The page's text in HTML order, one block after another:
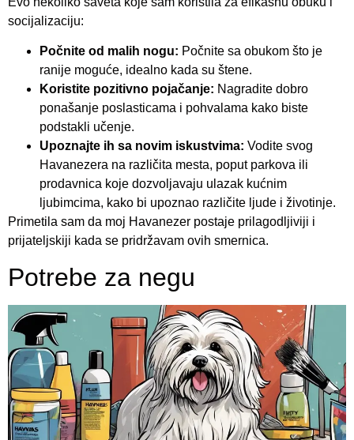
socijalizaciju:
Počnite od malih nogu: Počnite sa obukom što je
ranije moguće, idealno kada su štene.
Koristite pozitivno pojačanje: Nagradite dobro
ponašanje poslasticama i pohvalama kako biste
podstakli učenje.
Upoznajte ih sa novim iskustvima: Vodite svog
Havanezera na različita mesta, poput parkova ili
prodavnica koje dozvoljavaju ulazak kućnim
ljubimcima, kako bi upoznao različite ljude i životinje.
Primetila sam da moj Havanezer postaje prilagodljiviji i
prijateljskiji kada se pridržavam ovih smernica.
Potrebe za negu